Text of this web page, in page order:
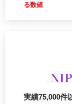
る数値
実績75,000件